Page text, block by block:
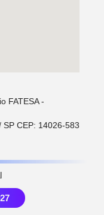
FATESA -
CEP: 14026-583